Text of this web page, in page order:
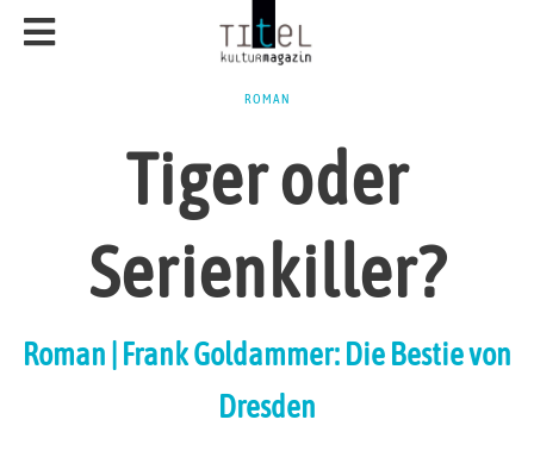
ROMAN
Tiger oder
Serienkiller?
Roman | Frank Goldammer: Die Bestie von
Dresden